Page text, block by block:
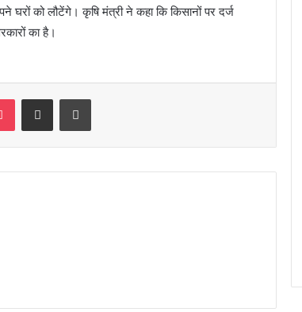
घरों को लौटेंगे। कृषि मंत्री ने कहा कि किसानों पर दर्ज
का है।
Pocket Share via Email Print